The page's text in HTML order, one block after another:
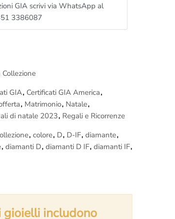
gratuitasul mondo del diamante:
taglio, caratura
semplificata ma dettagliata sul
incisione al laser sul Diamante.
25 caratteri)
al 100%, non preoccuparti di nulla.
una società italiana seria, tutti gli
nulla, anche se l’anello è già stato
GIA scrivi via WhatsApp al
3386087
GIA, Certificati GIA America,
, Matrimonio, Natale,
di natale 2023, Regali e Ricorrenze
, colore, D, D-IF, diamante,
, diamanti D, diamanti D IF, diamanti IF,
gioielli includono